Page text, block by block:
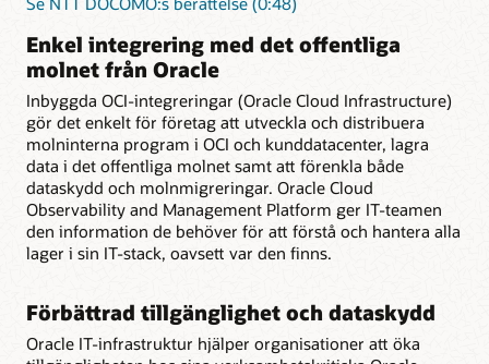
Enkel integrering med det offentliga
molnet från Oracle
Inbyggda OCI-integreringar (Oracle Cloud Infrastructure)
gör det enkelt för företag att utveckla och distribuera
molninterna program i OCI och kunddatacenter, lagra
data i det offentliga molnet samt att förenkla både
dataskydd och molnmigreringar. Oracle Cloud
Observability and Management Platform ger IT-teamen
den information de behöver för att förstå och hantera alla
lager i sin IT-stack, oavsett var den finns.
Förbättrad tillgänglighet och dataskydd
Oracle IT-infrastruktur hjälper organisationer att öka